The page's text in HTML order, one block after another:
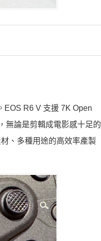
EOS R6 V 支援 7K Open
無論是剪輯成電影感十足的
、多種用途的高效率產製